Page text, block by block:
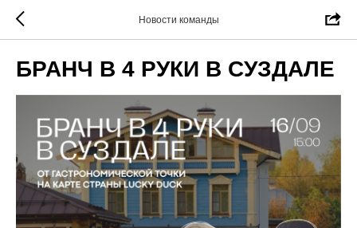
Новости команды
БРАНЧ В 4 РУКИ В СУЗДАЛЕ